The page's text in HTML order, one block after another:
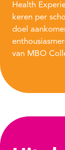
Health
keren per
doel
van MBO